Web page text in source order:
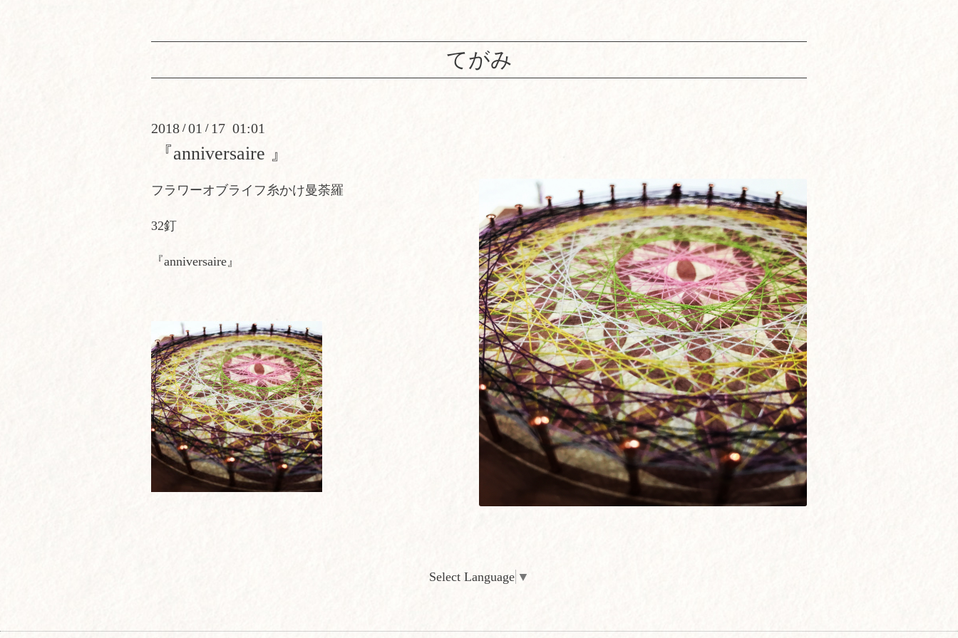
てがみ
2018 /01 / 17 01:01
『anniversaire 』
フラワーオブライフ糸かけ曼荼羅
32釘
『anniversaire』
Select Language ▼